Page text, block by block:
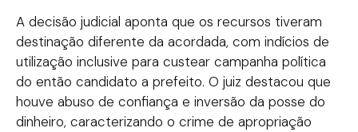
A decisão judicial aponta que os recursos tiveram
destinação diferente da acordada, com indícios de
utilização inclusive para custear campanha política
do então candidato a prefeito. O juiz destacou que
houve abuso de confiança e inversão da posse do
dinheiro, caracterizando o crime de apropriação